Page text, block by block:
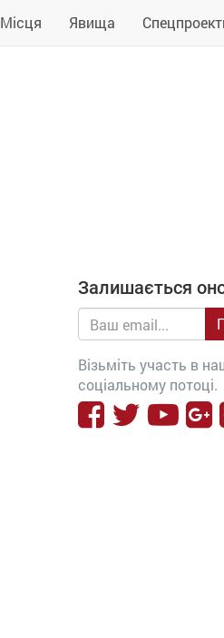
Місця Явища
Залишається
Візьміть участь в
соціальному потоці.